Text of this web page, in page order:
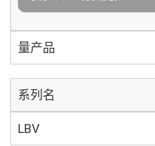
量产品
系列名
LBV